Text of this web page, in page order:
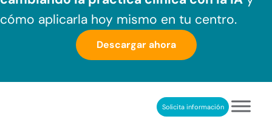
cómo aplicarla hoy mismo en tu centro.
Descargar ahora
REHABILITACIÓN COGNITIVA PROFESIONALSolicita información